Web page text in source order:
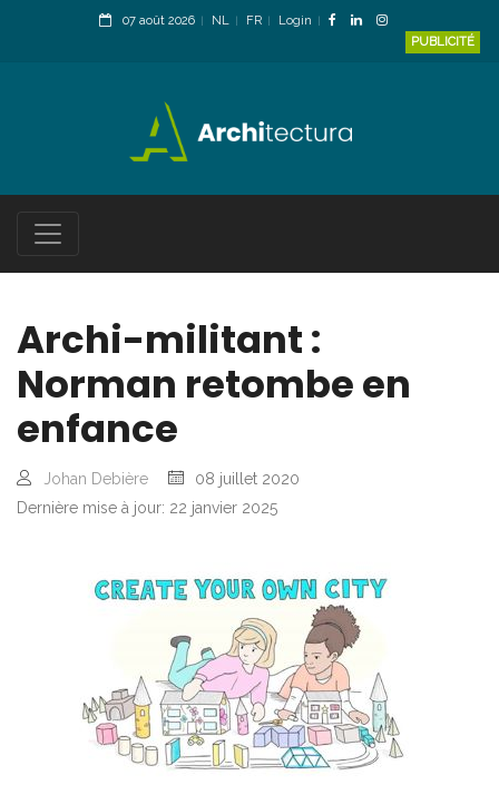
07 août 2026 NL FR
Login
PUBLICITÉ
Archi-militant :
Norman retombe en
enfance
Johan Debière
08 juillet 2020
Dernière mise à jour: 22 janvier 2025